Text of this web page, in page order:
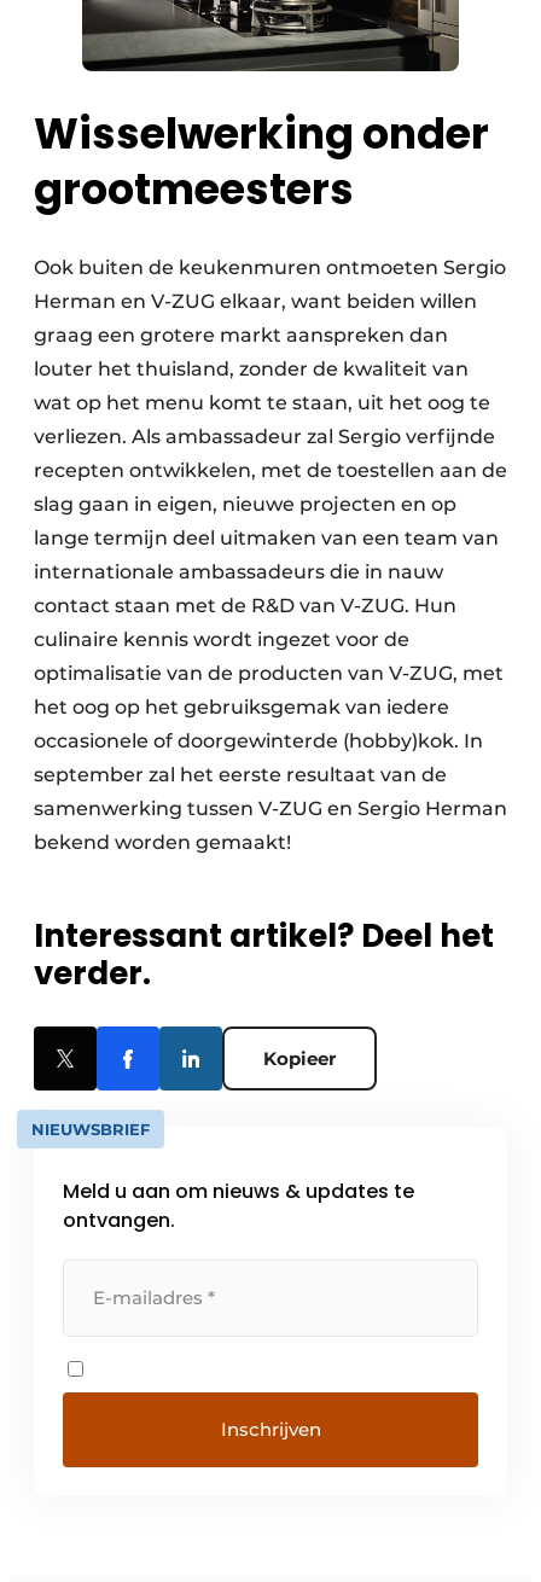
Wisselwerking onder
grootmeesters
Ook buiten de keukenmuren ontmoeten Sergio
Herman en V-ZUG elkaar, want beiden willen
graag een grotere markt aanspreken dan
louter het thuisland, zonder de kwaliteit van
wat op het menu komt te staan, uit het oog te
verliezen. Als ambassadeur zal Sergio verfijnde
recepten ontwikkelen, met de toestellen aan de
slag gaan in eigen, nieuwe projecten en op
lange termijn deel uitmaken van een team van
internationale ambassadeurs die in nauw
contact staan met de R&D van V-ZUG. Hun
culinaire kennis wordt ingezet voor de
optimalisatie van de producten van V-ZUG, met
het oog op het gebruiksgemak van iedere
occasionele of doorgewinterde (hobby)kok. In
september zal het eerste resultaat van de
samenwerking tussen V-ZUG en Sergio Herman
bekend worden gemaakt!
Interessant artikel? Deel het
verder.
Kopieer
NIEUWSBRIEF
Meld u aan om nieuws & updates te
ontvangen.